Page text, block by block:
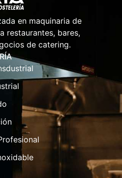
en maquinaria de
restaurantes, bares,
de catering.